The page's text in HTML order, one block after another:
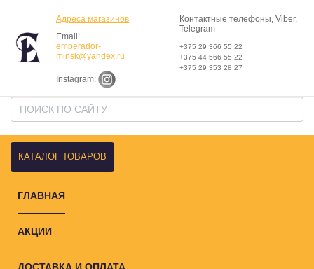
Адреса магазинов
Email:
emperador-
minsk@yandex.ru
Instagram:
Контактные телефоны, Viber,
Telegram
+375 29 366 55 22
+375 44 566 55 22
+375 29 353 28 27
КАТАЛОГ ТОВАРОВ
ГЛАВНАЯ
АКЦИИ